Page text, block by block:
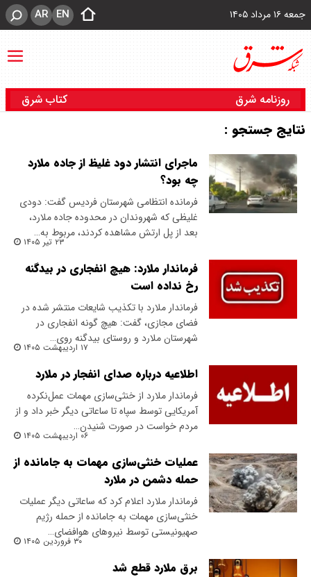
جمعه ۱۶ مرداد ۱۴۰۵ EN
AR
روزنامه شرق کتاب شرق
نتایج جستجو :
ماجرای انتشار دود غلیظ از جاده ملارد
چه بود؟
فرمانده انتظامی شهرستان فردیس گفت: دودی
غلیظی که شهروندان در محدوده جاده ملارد،
بعد از پل ارتش مشاهده کردند، مربوط به…
۲۳ تیر ۱۴۰۵
فرماندار ملارد: هیچ انفجاری در بیدگنه
رخ نداده است
فرماندار ملارد با تکذیب شایعات منتشر شده در
فضای مجازی، گفت: هیچ گونه انفجاری در
شهرستان ملارد و روستای بیدگنه روی…
۱۷ اردیبهشت ۱۴۰۵
اطلاعیه درباره صدای انفجار در ملارد
فرماندار ملارد از خنثی‌سازی مهمات عمل‌نکرده
آمریکایی توسط سپاه تا ساعاتی دیگر خبر داد و از
مردم خواست در صورت شنیدن…
۰۶ اردیبهشت ۱۴۰۵
عملیات خنثی‌سازی مهمات به‌ جامانده از
حمله دشمن در ملارد
فرماندار ملارد اعلام کرد که ساعاتی دیگر عملیات
خنثی‌سازی مهمات به‌ جامانده از حمله رژیم
صهیونیستی توسط نیروهای هوافضای…
۳۰ فروردین ۱۴۰۵
برق ملارد قطع شد